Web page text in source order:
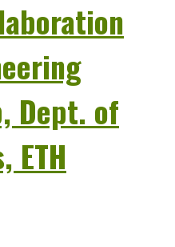
Dept. of
ETH